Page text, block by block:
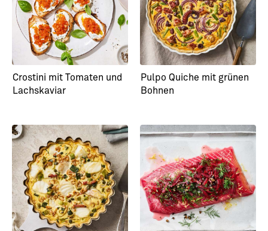
Crostini mit Tomaten und
Lachskaviar
Pulpo Quiche mit grünen
Bohnen